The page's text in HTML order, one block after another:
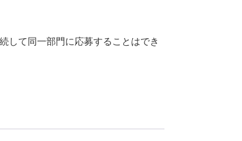
して同一部門に応募することはでき